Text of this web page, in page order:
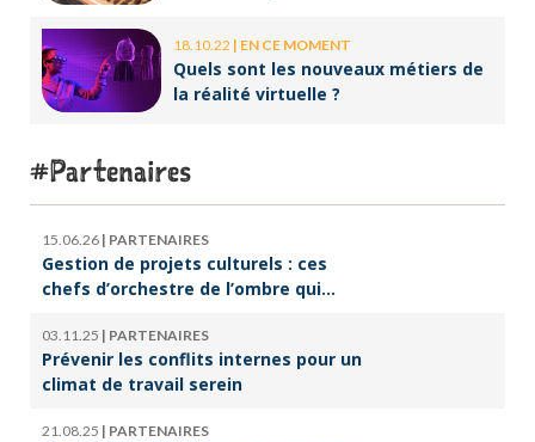
18.10.22 | EN CE MOMENT
Quels sont les nouveaux métiers de
la réalité virtuelle ?
Partenaires
15.06.26 | PARTENAIRES
Gestion de projets culturels : ces
chefs d’orchestre de l’ombre qui
03.11.25 | PARTENAIRES
Prévenir les conflits internes pour un
climat de travail serein
21.08.25 | PARTENAIRES